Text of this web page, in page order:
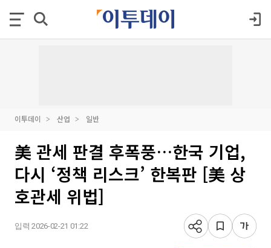
이투데이 산업 일반
美 관세 판결 후폭풍…한국 기업,
다시 ‘정책 리스크’ 한복판 [美 상
호관세 위법]
입력 2026-02-21 01:22